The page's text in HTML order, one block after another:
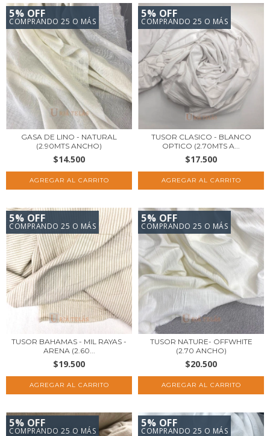
5% OFF
COMPRANDO 25 O MÁS
GASA DE LINO - NATURAL
(2.90MTS ANCHO)
$14.500
5% OFF
COMPRANDO 25 O MÁS
TUSOR CLASICO - BLANCO
OPTICO (2.70MTS A...
$17.500
5% OFF
COMPRANDO 25 O MÁS
TUSOR BAHAMAS - MIL RAYAS -
ARENA (2.60...
$19.500
5% OFF
COMPRANDO 25 O MÁS
TUSOR NATURE- OFFWHITE
(2.70 ANCHO)
$20.500
5% OFF
COMPRANDO 25 O MÁS
5% OFF
COMPRANDO 25 O MÁS